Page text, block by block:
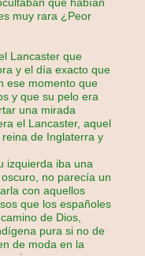
muy rara ¿Peor
Lancaster que
y el día exacto que
ese momento que
y que su pelo era
una mirada
el Lancaster, aquel
de Inglaterra y
izquierda iba una
no parecía un
con aquellos
que los españoles
de Dios,
pura si no de
de moda en la